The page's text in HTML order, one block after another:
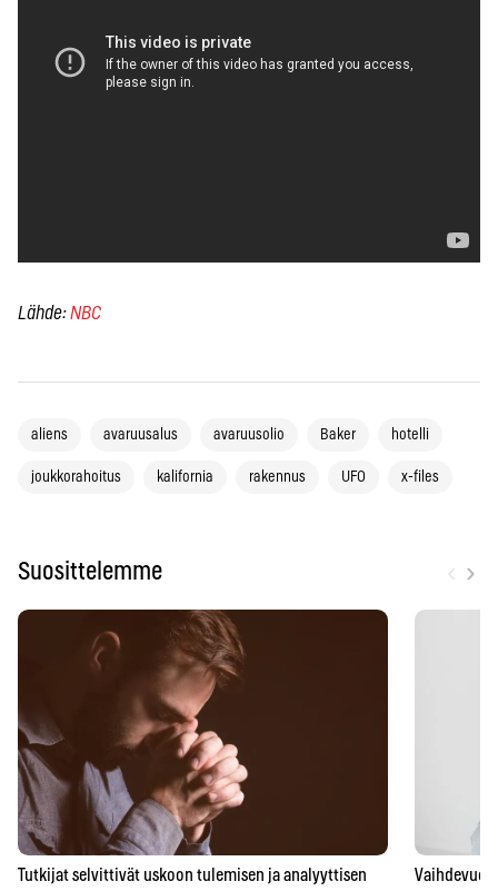
Lähde:NBC
aliens avaruusalus avaruusolio Baker hotelli
joukkorahoitus kalifornia rakennus UFO x-files
Suosittelemme ›
Tutkijat selvittivät uskoon tulemisen ja analyyttisen